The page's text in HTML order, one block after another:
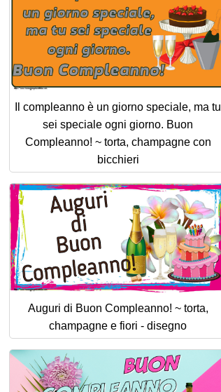
Il compleanno è un giorno speciale, ma tu
sei speciale ogni giorno. Buon
Compleanno! ~ torta, champagne con
bicchieri
Auguri di Buon Compleanno! ~ torta,
champagne e fiori - disegno